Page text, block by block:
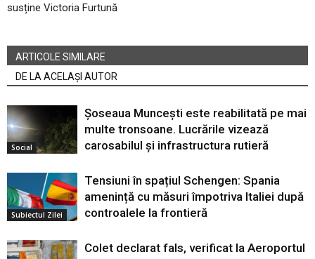
susține Victoria Furtună
ARTICOLE SIMILARE
DE LA ACELAȘI AUTOR
Social
Șoseaua Muncești este reabilitată pe mai
multe tronsoane. Lucrările vizează
carosabilul și infrastructura rutieră
Subiectul Zilei
Tensiuni în spațiul Schengen: Spania
amenință cu măsuri împotriva Italiei după
controalele la frontieră
Colet declarat fals, verificat la Aeroportul